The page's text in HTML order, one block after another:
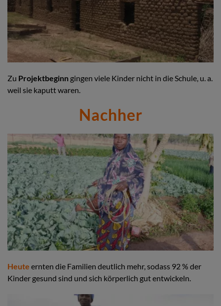
Zu Projektbeginn gingen viele Kinder nicht in die Schule, u. a.
weil sie kaputt waren.
Nachher
Heute ernten die Familien deutlich mehr, sodass 92 % der
Kinder gesund sind und sich körperlich gut entwickeln.